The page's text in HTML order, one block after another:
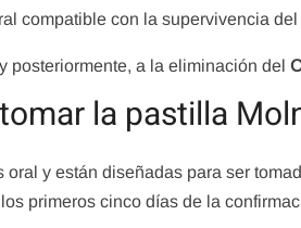
compatible con la supervivencia
posteriormente, a la eliminación del
la pastilla
oral y están diseñadas para ser
primeros cinco días de la